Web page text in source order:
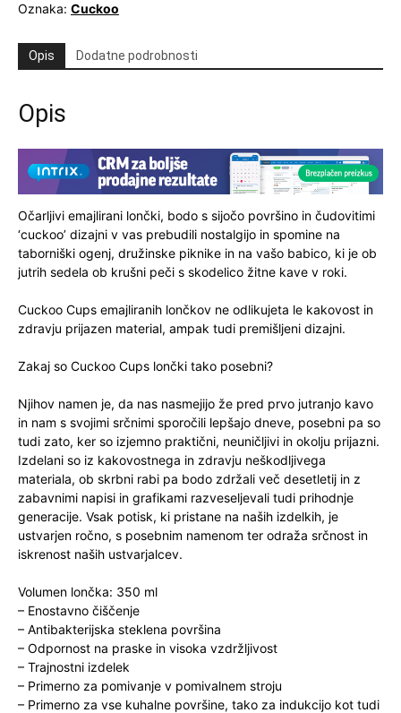
Oznaka: Cuckoo
Opis Dodatne podrobnosti
Opis
Očarljivi emajlirani lončki, bodo s sijočo površino in čudovitimi
‘cuckoo’ dizajni v vas prebudili nostalgijo in spomine na
taborniški ogenj, družinske piknike in na vašo babico, ki je ob
jutrih sedela ob krušni peči s skodelico žitne kave v roki.
Cuckoo Cups emajliranih lončkov ne odlikujeta le kakovost in
zdravju prijazen material, ampak tudi premišljeni dizajni.
Zakaj so Cuckoo Cups lončki tako posebni?
Njihov namen je, da nas nasmejijo že pred prvo jutranjo kavo
in nam s svojimi srčnimi sporočili lepšajo dneve, posebni pa so
tudi zato, ker so izjemno praktični, neuničljivi in okolju prijazni.
Izdelani so iz kakovostnega in zdravju neškodljivega
materiala, ob skrbni rabi pa bodo zdržali več desetletij in z
zabavnimi napisi in grafikami razveseljevali tudi prihodnje
generacije. Vsak potisk, ki pristane na naših izdelkih, je
ustvarjen ročno, s posebnim namenom ter odraža srčnost in
iskrenost naših ustvarjalcev.
Volumen lončka: 350 ml
– Enostavno čiščenje
– Antibakterijska steklena površina
– Odpornost na praske in visoka vzdržljivost
– Trajnostni izdelek
– Primerno za pomivanje v pomivalnem stroju
– Primerno za vse kuhalne površine, tako za indukcijo kot tudi